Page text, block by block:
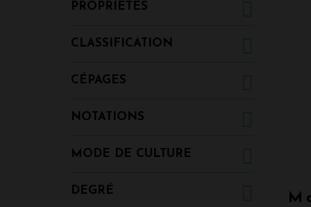
PROPRIÉTÉS
CLASSIFICATION
CÉPAGES
NOTATIONS
MODE DE CULTURE
DEGRÉ
M